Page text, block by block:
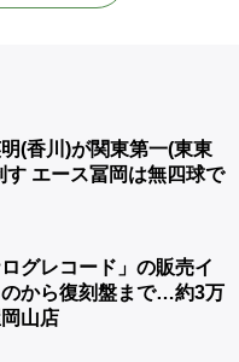
(香川)が関東第一(東東
す エース冨岡は無四球で
グレコード」の販売イ
から復刻盤まで…約3万
山店